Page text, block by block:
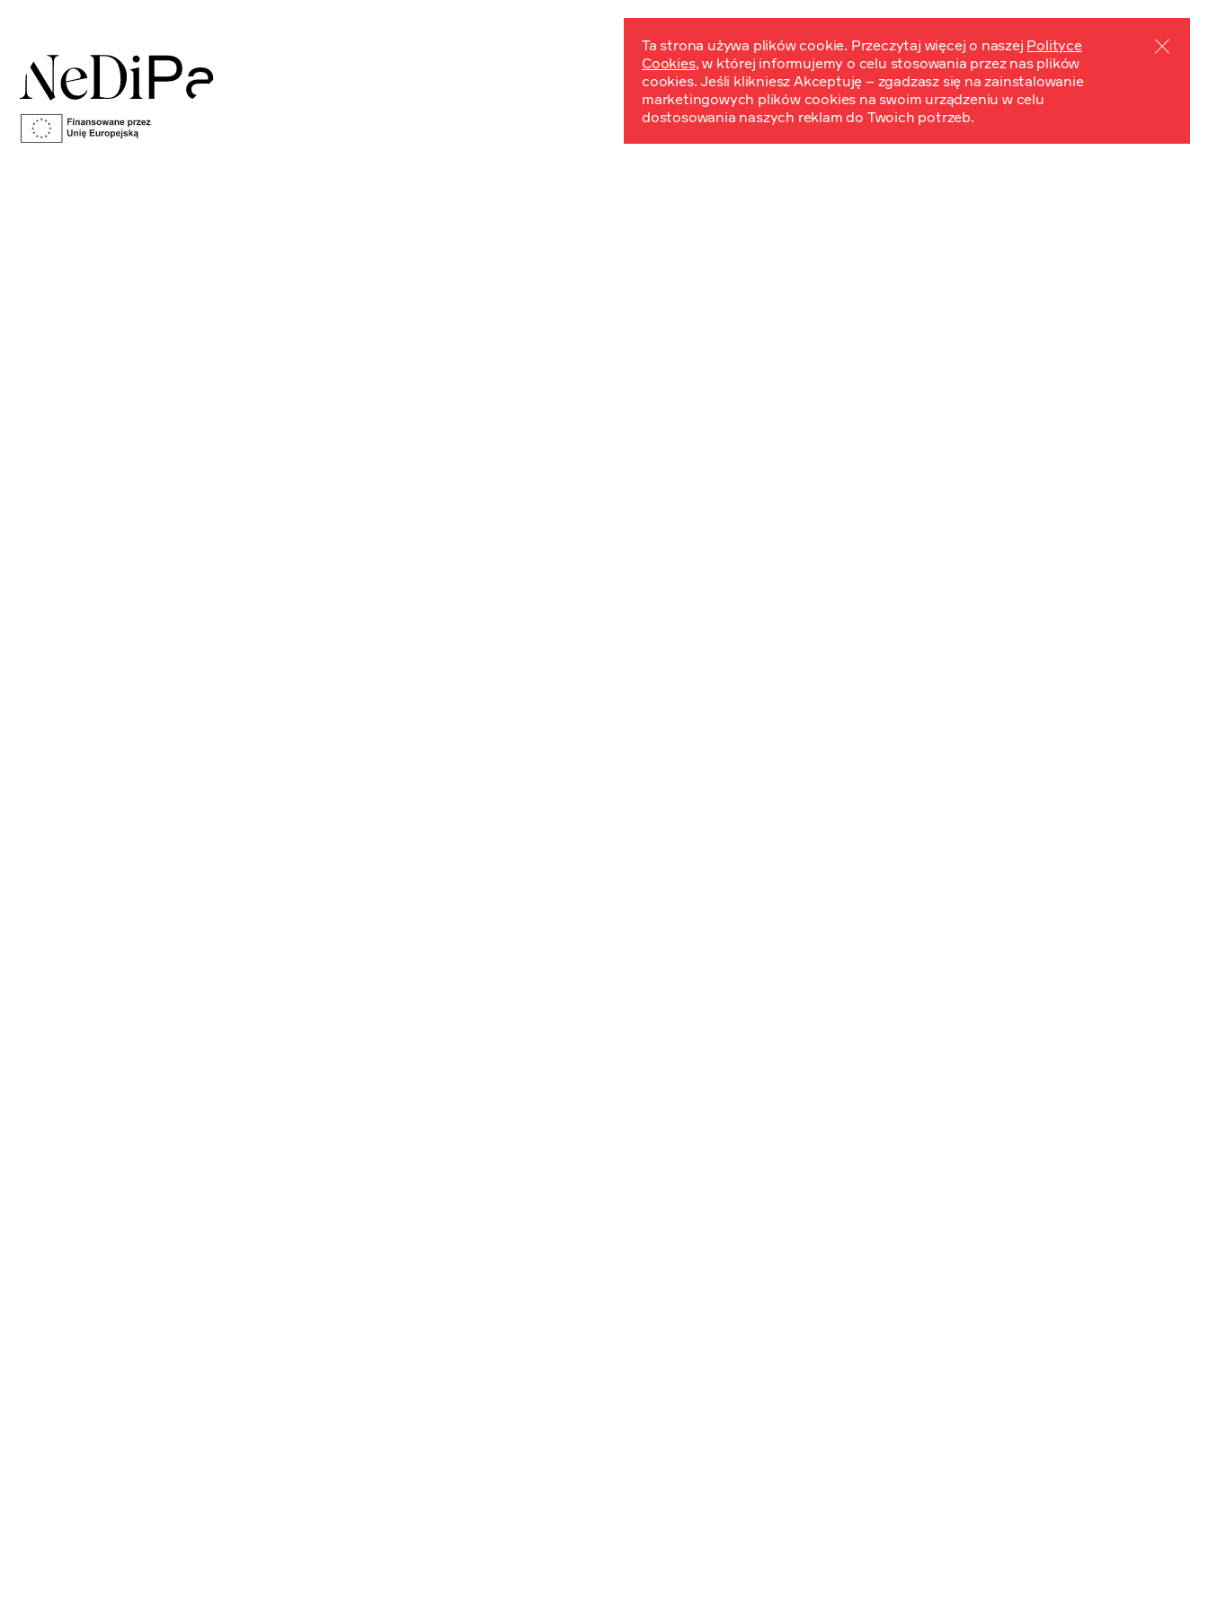
Wydarzenia Kontakt
Ta strona używa plików cookie. Przeczytaj więcej o naszej Polityce
Cookies, w której informujemy o celu stosowania przez nas plików
cookies. Jeśli klikniesz Akceptuję – zgadzasz się na zainstalowanie
marketingowych plików cookies na swoim urządzeniu w celu
dostosowania naszych reklam do Twoich potrzeb.